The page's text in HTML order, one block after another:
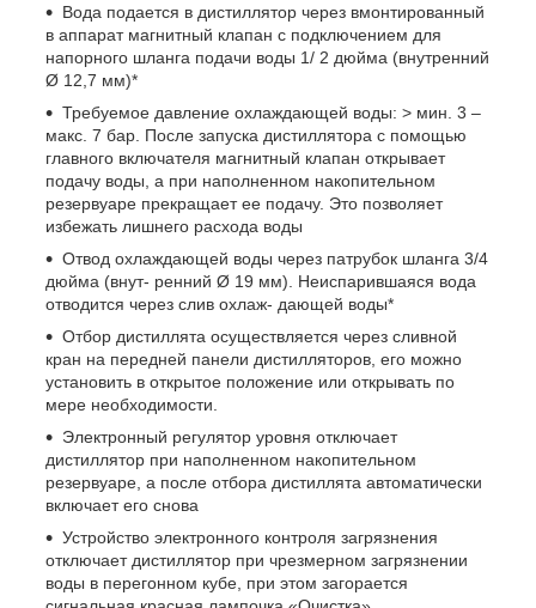
Вода подается в дистиллятор через вмонтированный
в аппарат магнитный клапан с подключением для
напорного шланга подачи воды 1/ 2 дюйма (внутренний
Ø 12,7 мм)*
Требуемое давление охлаждающей воды: > мин. 3 –
макс. 7 бар. После запуска дистиллятора с помощью
главного включателя магнитный клапан открывает
подачу воды, а при наполненном накопительном
резервуаре прекращает ее подачу. Это позволяет
избежать лишнего расхода воды
Отвод охлаждающей воды через патрубок шланга 3/4
дюйма (внут- ренний Ø 19 мм). Неиспарившаяся вода
отводится через слив охлаж- дающей воды*
Отбор дистиллята осуществляется через сливной
кран на передней панели дистилляторов, его можно
установить в открытое положение или открывать по
мере необходимости.
Электронный регулятор уровня отключает
дистиллятор при наполненном накопительном
резервуаре, а после отбора дистиллята автоматически
включает его снова
Устройство электронного контроля загрязнения
отключает дистиллятор при чрезмерном загрязнении
воды в перегонном кубе, при этом загорается